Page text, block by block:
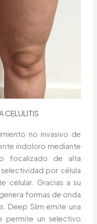
CELULITIS
no invasivo de
indoloro mediante
focalizado de alta
por célula
celular. Gracias a su
formas de onda
Deep Slim emite una
permite un selectivo